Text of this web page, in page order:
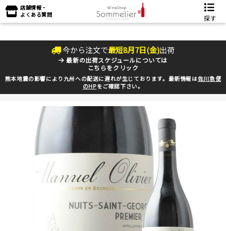
店舗情報・
よくある質問
探す
今から注文で最短8月7日(金)出荷
最新の出荷スケジュールについては
こちらをクリック
熊本地震の影響により九州への配送に遅れが生じております。最新情報は佐川急便
のHPをご確認下さい。